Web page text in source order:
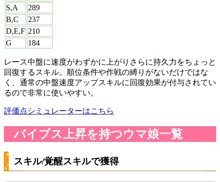
S,A
289
B,C
237
D,E,F 210
G
184
レース中盤に速度がわずかに上がりさらに持久力をちょっと
回復するスキル。順位条件や作戦の縛りがないだけではな
く、通常の中盤速度アップスキルに回復効果が付与されてい
るので非常に使いやすい。
評価点シミュレーターはこちら
バイブス上昇を持つウマ娘一覧
スキル/覚醒スキルで獲得